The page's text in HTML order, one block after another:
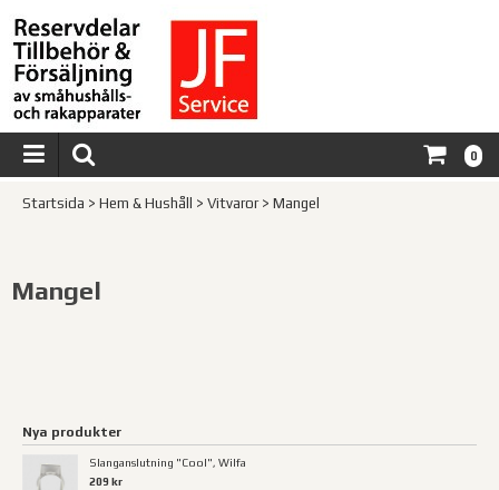
0
Startsida > Hem & Hushåll > Vitvaror> Mangel
Mangel
Nya produkter
Slanganslutning "Cool", Wilfa
209 kr